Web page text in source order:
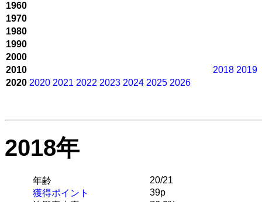
1960
1970
1980
1990
2000
2010
2018 2019
2020 2020 2021 2022 2023 2024 2025 2026
2018年
年齢
20/21
獲得ポイント
39p